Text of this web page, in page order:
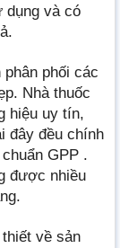
dụng và có
phân phối các
Nhà thuốc
hiệu uy tín,
đây đều chính
GPP .
được nhiều
về sản